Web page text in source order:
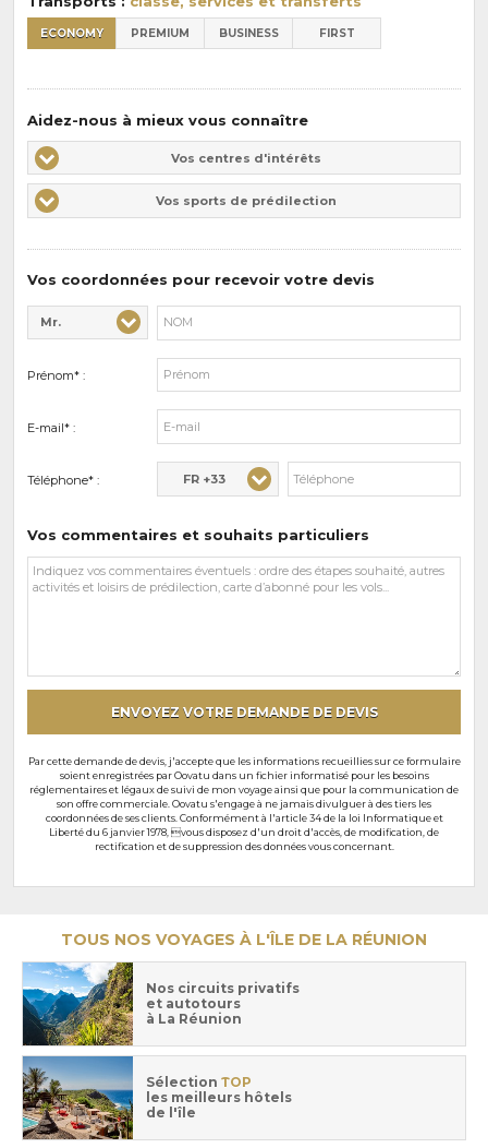
ECONOMY PREMIUM BUSINESS FIRST
Aidez-nous à mieux vous connaître
Vos
centres
d'intérêts
Vos centres d'intérêts
Vos
sports
Vos sports de prédilection
Vos coordonnées pour recevoir votre devis
Civilité* :
Mr.
Nom* :
Prénom* :
E-mail* :
Téléphone* : FR +33
Vos commentaires et souhaits particuliers
Vos
commentaires
ENVOYEZ VOTRE DEMANDE DE DEVIS
Par cette demande de devis, j'accepte que les informations recueillies sur ce formulaire
soient enregistrées par Oovatu dans un fichier informatisé pour les besoins
réglementaires et légaux de suivi de mon voyage ainsi que pour la communication de
son offre commerciale. Oovatu s'engage à ne jamais divulguer à des tiers les
coordonnées de ses clients. Conformément à l'article 34 de la loi Informatique et
Liberté du 6 janvier 1978, vous disposez d'un droit d'accès, de modification, de
rectification et de suppression des données vous concernant.
TOUS NOS VOYAGES À L'ÎLE DE LA RÉUNION
Nos circuits privatifs
et autotours
à La Réunion
Sélection TOP
les meilleurs hôtels
de l'île